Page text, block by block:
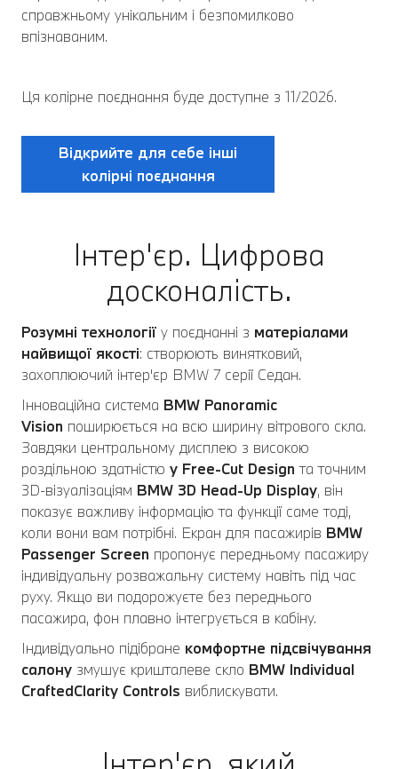
справжньому унікальним і безпомилково
впізнаваним.
Ця колірне поєднання буде доступне з 11/2026.
Відкрийте для себе інші
колірні поєднання
Інтер'єр. Цифрова
досконалість.
Розумні технології у поєднанні з матеріалами
найвищої якості: створюють винятковий,
захоплюючий інтер'єр BMW 7 серії Седан.
Інноваційна система BMW Panoramic
Vision поширюється на всю ширину вітрового скла.
Завдяки центральному дисплею з високою
роздільною здатністю у Free-Cut Design та точним
3D-візуалізаціям BMW 3D Head-Up Display, він
показує важливу інформацію та функції саме тоді,
коли вони вам потрібні. Екран для пасажирів BMW
Passenger Screen пропонує передньому пасажиру
індивідуальну розважальну систему навіть під час
руху. Якщо ви подорожуєте без переднього
пасажира, фон плавно інтегрується в кабіну.
Індивідуально підібране комфортне підсвічування
салону змушує кришталеве скло BMW Individual
CraftedClarity Controls виблискувати.